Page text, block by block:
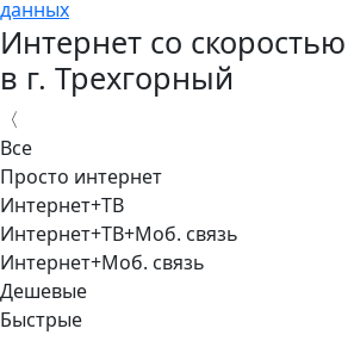
данных
Интернет со
в г. Трехгорный
〈
Все
Просто интернет
Интернет+ТВ
Интернет+ТВ+Моб. связь
Интернет+Моб. связь
Дешевые
Быстрые